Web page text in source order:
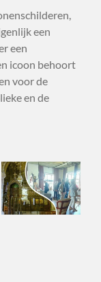
een
een
icoon behoort
voor de
en de